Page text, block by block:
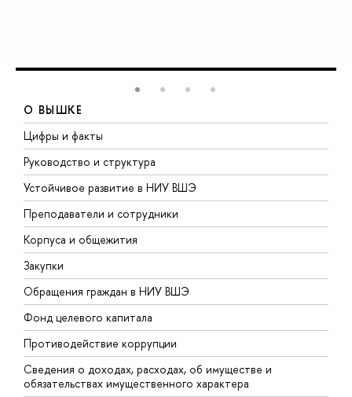
О ВЫШКЕ
Цифры и факты
Руководство и структура
Устойчивое развитие в НИУ ВШЭ
Преподаватели и сотрудники
Корпуса и общежития
Закупки
Обращения граждан в НИУ ВШЭ
Фонд целевого капитала
Противодействие коррупции
Сведения о доходах, расходах, об имуществе и
обязательствах имущественного характера